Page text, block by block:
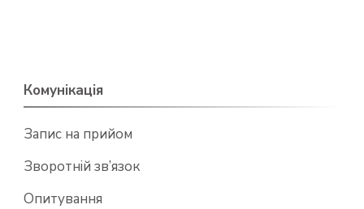
Комунікація
Запис на прийом
Зворотній зв’язок
Опитування